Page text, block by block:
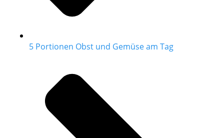
5 Portionen Obst und Gemüse am Tag